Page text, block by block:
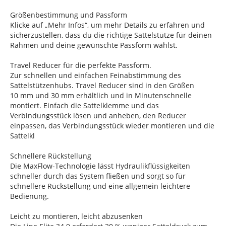
Größenbestimmung und Passform
Klicke auf „Mehr Infos“, um mehr Details zu erfahren und
sicherzustellen, dass du die richtige Sattelstütze für deinen
Rahmen und deine gewünschte Passform wählst.
Travel Reducer für die perfekte Passform.
Zur schnellen und einfachen Feinabstimmung des
Sattelstützenhubs. Travel Reducer sind in den Größen
10 mm und 30 mm erhältlich und in Minutenschnelle
montiert. Einfach die Sattelklemme und das
Verbindungsstück lösen und anheben, den Reducer
einpassen, das Verbindungsstück wieder montieren und die
Sattelkl
Schnellere Rückstellung
Die MaxFlow-Technologie lässt Hydraulikflüssigkeiten
schneller durch das System fließen und sorgt so für
schnellere Rückstellung und eine allgemein leichtere
Bedienung.
Leicht zu montieren, leicht abzusenken